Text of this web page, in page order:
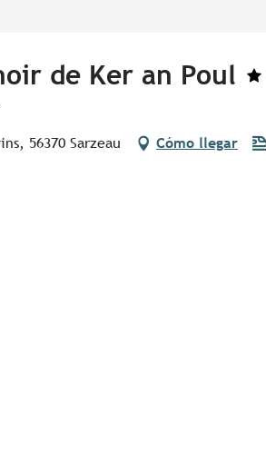
de Ker an Poul
56370 Sarzeau Cómo llegar